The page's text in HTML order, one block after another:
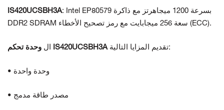
IS420UCSBH3A: Intel EP80579 بسرعة 1200 ميجاهرتز مع ذاكرة
DDR2 SDRAM سعة 256 ميجابايت مع رمز تصحيح الأخطاء (ECC).
ال وحدة تحكم IS420UCSBH3A تقديم المزايا التالية:
• وحدة واحدة
• مصدر طاقة مدمج